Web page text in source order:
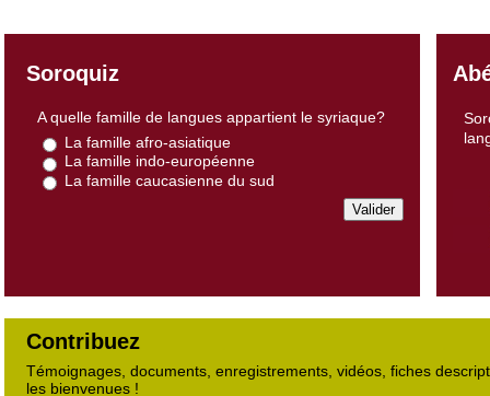
Soroquiz
A quelle famille de langues appartient le syriaque?
La famille afro-asiatique
La famille indo-européenne
La famille caucasienne du sud
Contribuez
Témoignages, documents, enregistrements, vidéos, fiches
les bienvenues !